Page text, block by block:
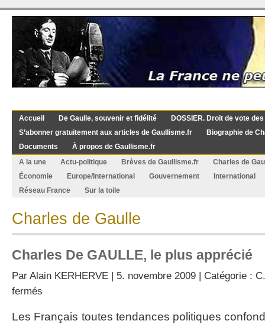
Accueil De Gaulle, souvenir et fidélité
DOSSIER. Droit de vote
S’abonner gratuitement aux articles de Gaullisme.fr
Biographie de
Documents
À propos de Gaullisme.fr
A la une
Actu-politique Brèves de Gaullisme.fr
Charles de
Économie
Europe/International Gouvernement
International
Réseau France
Sur la toile
Charles de Gaulle
Charles De GAULLE, le plus apprécié
Par Alain KERHERVE | 5. novembre 2009 | Catégorie :
fermés
GAULLE,
Les Français toutes tendances politiques